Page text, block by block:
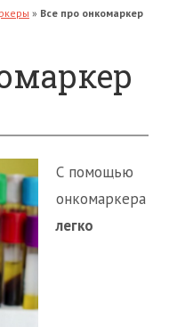
» Все про онкомаркер
С помощью
онкомаркера
легко